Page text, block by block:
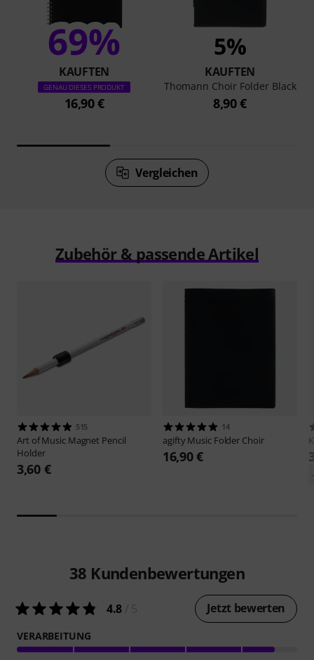
69%
KAUFTEN
GENAU DIESES PRODUKT
16,90 €
5%
KAUFTEN
Thomann Choir Folder Black
8,90 €
Vergleichen
Zubehör & passende Artikel
515
Art of Music Magnet Pencil
Holder
3,60 €
14
agifty Music Folder Choir
16,90 €
38 Kundenbewertungen
4.8 Jetzt bewerten
VERARBEITUNG